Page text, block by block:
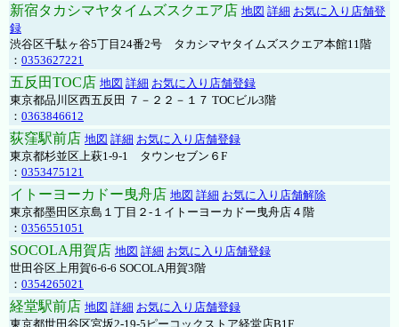
新宿タカシマヤタイムズスクエア店 地図 詳細 お気に入り店舗登
録
渋谷区千駄ヶ谷5丁目24番2号 タカシマヤタイムズスクエア本館11階
： 0353627221
五反田TOC店 地図 詳細 お気に入り店舗登録
東京都品川区西五反田 ７－２２－１７ TOCビル3階
： 0363846612
荻窪駅前店 地図 詳細 お気に入り店舗登録
東京都杉並区上萩1-9-1 タウンセブン６F
： 0353475121
イトーヨーカドー曳舟店 地図 詳細 お気に入り店舗解除
東京都墨田区京島１丁目２-１イトーヨーカドー曳舟店４階
： 0356551051
SOCOLA用賀店 地図 詳細 お気に入り店舗登録
世田谷区上用賀6-6-6 SOCOLA用賀3階
： 0354265021
経堂駅前店 地図 詳細 お気に入り店舗登録
東京都世田谷区宮坂2-19-5ピーコックストア経堂店B1F